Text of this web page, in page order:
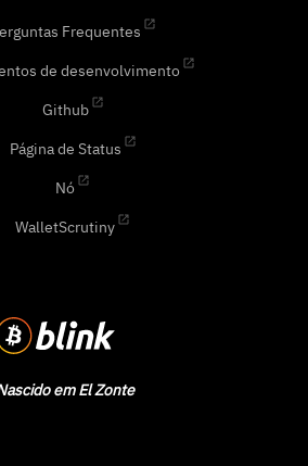
em El Zonte
Frequentes
de desenvolvimento
Github
Página de Status
Nó
WalletScrutiny